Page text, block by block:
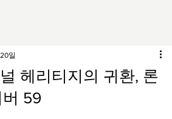
헤리티지의 귀환, 론
59
일